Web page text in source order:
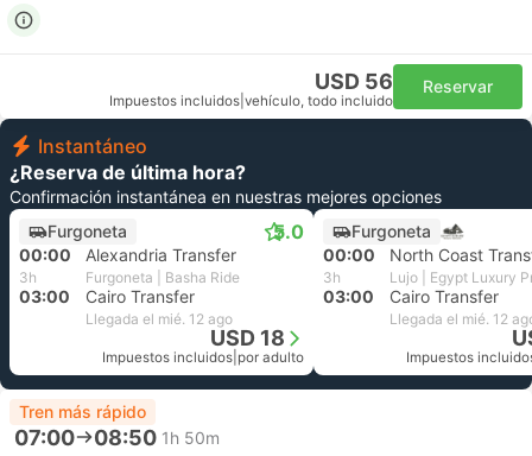
USD 56
Impuestos incluidos vehículo, todo incluido
Reservar
Instantáneo
¿Reserva de última hora?
Confirmación instantánea en nuestras mejores opciones
Furgoneta
5.0
00:00 Alexandria Transfer
3h Furgoneta | Basha Ride
03:00 Cairo Transfer
Llegada el mié. 12 ago
USD 18
Impuestos incluidos por adulto
Furgoneta
00:00
3h
03:00 Cairo Transfer
Llegada el mié. 12
Impuestos
Tren más rápido
07:00 08:50 1h 50m